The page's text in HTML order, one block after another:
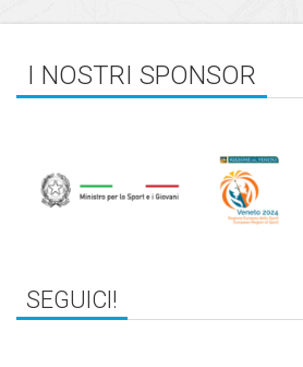
I NOSTRI SPONSOR